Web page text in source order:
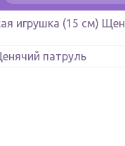
игрушка (15 см)